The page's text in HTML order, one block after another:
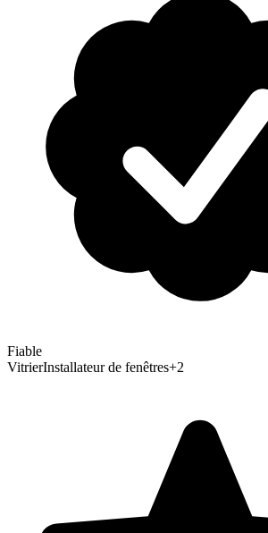
Fiable
VitrierInstallateur de fenêtres+2